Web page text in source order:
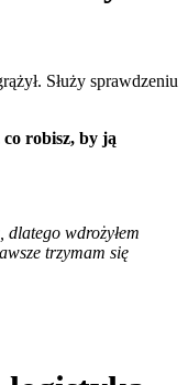
Służy sprawdzeniu
co robisz, by ją
dlatego wdrożyłem
trzymam się